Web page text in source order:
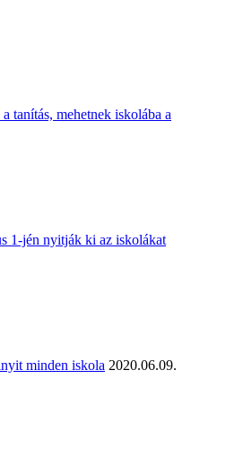
tanítás, mehetnek iskolába a
1-jén nyitják ki az iskolákat
minden iskola 2020.06.09.